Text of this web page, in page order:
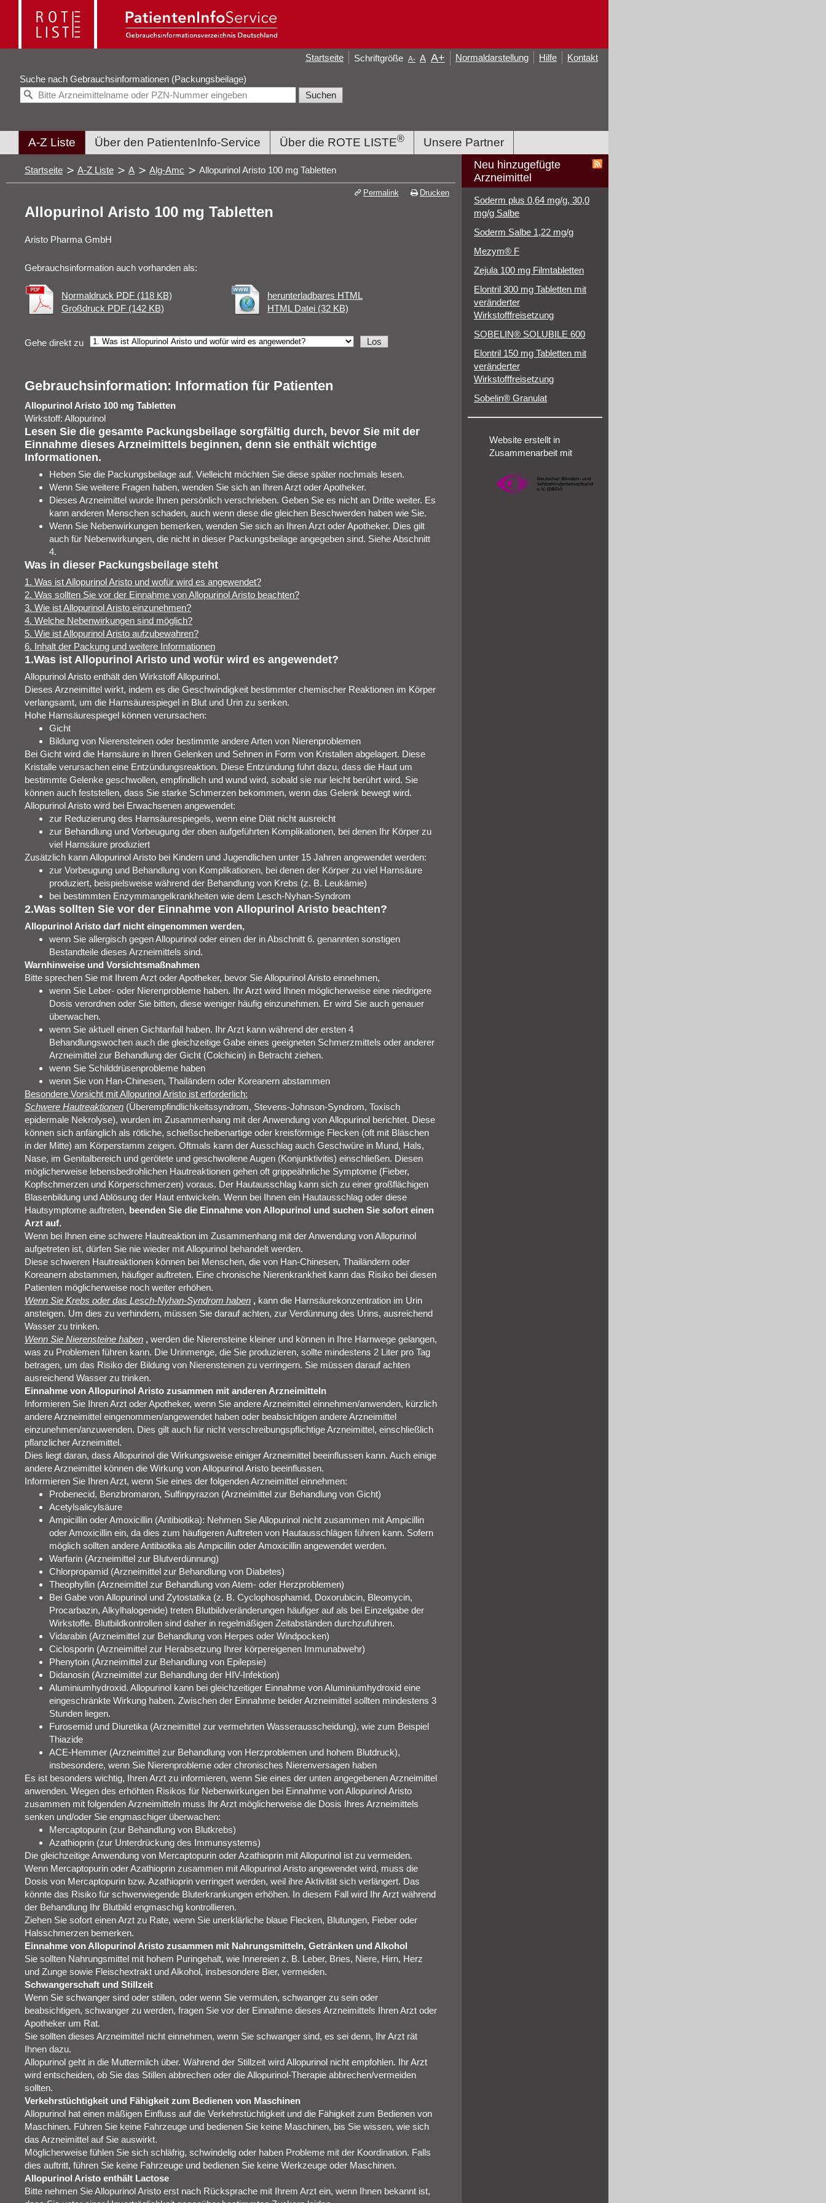
Suche nach Gebrauchsinformationen (Packungsbeilage)
A-Z Liste Über den PatientenInfo-Service Über die ROTE LISTE® Unsere Partner
Startseite Schriftgröße A- A A+ Normaldarstellung Hilfe Kontakt
Startseite A-Z Liste A Alg-Amc Allopurinol Aristo 100 mg Tabletten
Allopurinol Aristo 100 mg Tabletten
Aristo Pharma GmbH
Gebrauchsinformation auch vorhanden als:
Normaldruck PDF (118 KB)
Großdruck PDF (142 KB)
herunterladbares HTML
HTML Datei (32 KB)
Gehe direkt zu
Gebrauchsinformation: Information für Patienten
Allopurinol Aristo 100 mg Tabletten
Wirkstoff: Allopurinol
Lesen Sie die gesamte Packungsbeilage sorgfältig durch, bevor Sie mit der
Einnahme dieses Arzneimittels beginnen, denn sie enthält wichtige
Informationen.
Heben Sie die Packungsbeilage auf. Vielleicht möchten Sie diese später nochmals lesen.
Wenn Sie weitere Fragen haben, wenden Sie sich an Ihren Arzt oder Apotheker.
Dieses Arzneimittel wurde Ihnen persönlich verschrieben. Geben Sie es nicht an Dritte weiter. Es
kann anderen Menschen schaden, auch wenn diese die gleichen Beschwerden haben wie Sie.
Wenn Sie Nebenwirkungen bemerken, wenden Sie sich an Ihren Arzt oder Apotheker. Dies gilt
auch für Nebenwirkungen, die nicht in dieser Packungsbeilage angegeben sind. Siehe Abschnitt
4.
Was in dieser Packungsbeilage steht
1. Was ist Allopurinol Aristo und wofür wird es angewendet?
2. Was sollten Sie vor der Einnahme von Allopurinol Aristo beachten?
3. Wie ist Allopurinol Aristo einzunehmen?
4. Welche Nebenwirkungen sind möglich?
5. Wie ist Allopurinol Aristo aufzubewahren?
6. Inhalt der Packung und weitere Informationen
1.Was ist Allopurinol Aristo und wofür wird es angewendet?
Allopurinol Aristo enthält den Wirkstoff Allopurinol.
Dieses Arzneimittel wirkt, indem es die Geschwindigkeit bestimmter chemischer Reaktionen im Körper
verlangsamt, um die Harnsäurespiegel in Blut und Urin zu senken.
Hohe Harnsäurespiegel können verursachen:
Gicht
Bildung von Nierensteinen oder bestimmte andere Arten von Nierenproblemen
Bei Gicht wird die Harnsäure in Ihren Gelenken und Sehnen in Form von Kristallen abgelagert. Diese
Kristalle verursachen eine Entzündungsreaktion. Diese Entzündung führt dazu, dass die Haut um
bestimmte Gelenke geschwollen, empfindlich und wund wird, sobald sie nur leicht berührt wird. Sie
können auch feststellen, dass Sie starke Schmerzen bekommen, wenn das Gelenk bewegt wird.
Allopurinol Aristo wird bei Erwachsenen angewendet:
zur Reduzierung des Harnsäurespiegels, wenn eine Diät nicht ausreicht
zur Behandlung und Vorbeugung der oben aufgeführten Komplikationen, bei denen Ihr Körper zu
viel Harnsäure produziert
Zusätzlich kann Allopurinol Aristo bei Kindern und Jugendlichen unter 15 Jahren angewendet werden:
zur Vorbeugung und Behandlung von Komplikationen, bei denen der Körper zu viel Harnsäure
produziert, beispielsweise während der Behandlung von Krebs (z. B. Leukämie)
bei bestimmten Enzymmangelkrankheiten wie dem Lesch-Nyhan-Syndrom
2.Was sollten Sie vor der Einnahme von Allopurinol Aristo beachten?
Allopurinol Aristo darf nicht eingenommen werden,
wenn Sie allergisch gegen Allopurinol oder einen der in Abschnitt 6. genannten sonstigen
Bestandteile dieses Arzneimittels sind.
Warnhinweise und Vorsichtsmaßnahmen
Bitte sprechen Sie mit Ihrem Arzt oder Apotheker, bevor Sie Allopurinol Aristo einnehmen,
wenn Sie Leber- oder Nierenprobleme haben. Ihr Arzt wird Ihnen möglicherweise eine niedrigere
Dosis verordnen oder Sie bitten, diese weniger häufig einzunehmen. Er wird Sie auch genauer
überwachen.
wenn Sie aktuell einen Gichtanfall haben. Ihr Arzt kann während der ersten 4
Behandlungswochen auch die gleichzeitige Gabe eines geeigneten Schmerzmittels oder anderer
Arzneimittel zur Behandlung der Gicht (Colchicin) in Betracht ziehen.
wenn Sie Schilddrüsenprobleme haben
wenn Sie von Han-Chinesen, Thailändern oder Koreanern abstammen
Besondere Vorsicht mit Allopurinol Aristo ist erforderlich:
Schwere Hautreaktionen (Überempfindlichkeitssyndrom, Stevens-Johnson-Syndrom, Toxisch
epidermale Nekrolyse), wurden im Zusammenhang mit der Anwendung von Allopurinol berichtet. Diese
können sich anfänglich als rötliche, schießscheibenartige oder kreisförmige Flecken (oft mit Bläschen
in der Mitte) am Körperstamm zeigen. Oftmals kann der Ausschlag auch Geschwüre in Mund, Hals,
Nase, im Genitalbereich und gerötete und geschwollene Augen (Konjunktivitis) einschließen. Diesen
möglicherweise lebensbedrohlichen Hautreaktionen gehen oft grippeähnliche Symptome (Fieber,
Kopfschmerzen und Körperschmerzen) voraus. Der Hautausschlag kann sich zu einer großflächigen
Blasenbildung und Ablösung der Haut entwickeln. Wenn bei Ihnen ein Hautausschlag oder diese
Hautsymptome auftreten, beenden Sie die Einnahme von Allopurinol und suchen Sie sofort einen
Arzt auf.
Wenn bei Ihnen eine schwere Hautreaktion im Zusammenhang mit der Anwendung von Allopurinol
aufgetreten ist, dürfen Sie nie wieder mit Allopurinol behandelt werden.
Diese schweren Hautreaktionen können bei Menschen, die von Han-Chinesen, Thailändern oder
Koreanern abstammen, häufiger auftreten. Eine chronische Nierenkrankheit kann das Risiko bei diesen
Patienten möglicherweise noch weiter erhöhen.
Wenn Sie Krebs oder das Lesch-Nyhan-Syndrom haben , kann die Harnsäurekonzentration im Urin
ansteigen. Um dies zu verhindern, müssen Sie darauf achten, zur Verdünnung des Urins, ausreichend
Wasser zu trinken.
Wenn Sie Nierensteine haben , werden die Nierensteine kleiner und können in Ihre Harnwege gelangen,
was zu Problemen führen kann. Die Urinmenge, die Sie produzieren, sollte mindestens 2 Liter pro Tag
betragen, um das Risiko der Bildung von Nierensteinen zu verringern. Sie müssen darauf achten
ausreichend Wasser zu trinken.
Einnahme von Allopurinol Aristo zusammen mit anderen Arzneimitteln
Informieren Sie Ihren Arzt oder Apotheker, wenn Sie andere Arzneimittel einnehmen/anwenden, kürzlich
andere Arzneimittel eingenommen/angewendet haben oder beabsichtigen andere Arzneimittel
einzunehmen/anzuwenden. Dies gilt auch für nicht verschreibungspflichtige Arzneimittel, einschließlich
pflanzlicher Arzneimittel.
Dies liegt daran, dass Allopurinol die Wirkungsweise einiger Arzneimittel beeinflussen kann. Auch einige
andere Arzneimittel können die Wirkung von Allopurinol Aristo beeinflussen.
Informieren Sie Ihren Arzt, wenn Sie eines der folgenden Arzneimittel einnehmen:
Probenecid, Benzbromaron, Sulfinpyrazon (Arzneimittel zur Behandlung von Gicht)
Acetylsalicylsäure
Ampicillin oder Amoxicillin (Antibiotika): Nehmen Sie Allopurinol nicht zusammen mit Ampicillin
oder Amoxicillin ein, da dies zum häufigeren Auftreten von Hautausschlägen führen kann. Sofern
möglich sollten andere Antibiotika als Ampicillin oder Amoxicillin angewendet werden.
Warfarin (Arzneimittel zur Blutverdünnung)
Chlorpropamid (Arzneimittel zur Behandlung von Diabetes)
Theophyllin (Arzneimittel zur Behandlung von Atem- oder Herzproblemen)
Bei Gabe von Allopurinol und Zytostatika (z. B. Cyclophosphamid, Doxorubicin, Bleomycin,
Procarbazin, Alkylhalogenide) treten Blutbildveränderungen häufiger auf als bei Einzelgabe der
Wirkstoffe. Blutbildkontrollen sind daher in regelmäßigen Zeitabständen durchzuführen.
Vidarabin (Arzneimittel zur Behandlung von Herpes oder Windpocken)
Ciclosporin (Arzneimittel zur Herabsetzung Ihrer körpereigenen Immunabwehr)
Phenytoin (Arzneimittel zur Behandlung von Epilepsie)
Didanosin (Arzneimittel zur Behandlung der HIV-Infektion)
Aluminiumhydroxid. Allopurinol kann bei gleichzeitiger Einnahme von Aluminiumhydroxid eine
eingeschränkte Wirkung haben. Zwischen der Einnahme beider Arzneimittel sollten mindestens 3
Stunden liegen.
Furosemid und Diuretika (Arzneimittel zur vermehrten Wasserausscheidung), wie zum Beispiel
Thiazide
ACE-Hemmer (Arzneimittel zur Behandlung von Herzproblemen und hohem Blutdruck),
insbesondere, wenn Sie Nierenprobleme oder chronisches Nierenversagen haben
Es ist besonders wichtig, Ihren Arzt zu informieren, wenn Sie eines der unten angegebenen Arzneimittel
anwenden. Wegen des erhöhten Risikos für Nebenwirkungen bei Einnahme von Allopurinol Aristo
zusammen mit folgenden Arzneimitteln muss Ihr Arzt möglicherweise die Dosis Ihres Arzneimittels
senken und/oder Sie engmaschiger überwachen:
Mercaptopurin (zur Behandlung von Blutkrebs)
Azathioprin (zur Unterdrückung des Immunsystems)
Die gleichzeitige Anwendung von Mercaptopurin oder Azathioprin mit Allopurinol ist zu vermeiden.
Wenn Mercaptopurin oder Azathioprin zusammen mit Allopurinol Aristo angewendet wird, muss die
Dosis von Mercaptopurin bzw. Azathioprin verringert werden, weil ihre Aktivität sich verlängert. Das
könnte das Risiko für schwerwiegende Bluterkrankungen erhöhen. In diesem Fall wird Ihr Arzt während
der Behandlung Ihr Blutbild engmaschig kontrollieren.
Ziehen Sie sofort einen Arzt zu Rate, wenn Sie unerklärliche blaue Flecken, Blutungen, Fieber oder
Halsschmerzen bemerken.
Einnahme von Allopurinol Aristo zusammen mit Nahrungsmitteln, Getränken und Alkohol
Sie sollten Nahrungsmittel mit hohem Puringehalt, wie Innereien z. B. Leber, Bries, Niere, Hirn, Herz
und Zunge sowie Fleischextrakt und Alkohol, insbesondere Bier, vermeiden.
Schwangerschaft und Stillzeit
Wenn Sie schwanger sind oder stillen, oder wenn Sie vermuten, schwanger zu sein oder
beabsichtigen, schwanger zu werden, fragen Sie vor der Einnahme dieses Arzneimittels Ihren Arzt oder
Apotheker um Rat.
Sie sollten dieses Arzneimittel nicht einnehmen, wenn Sie schwanger sind, es sei denn, Ihr Arzt rät
Ihnen dazu.
Allopurinol geht in die Muttermilch über. Während der Stillzeit wird Allopurinol nicht empfohlen. Ihr Arzt
wird entscheiden, ob Sie das Stillen abbrechen oder die Allopurinol-Therapie abbrechen/vermeiden
sollten.
Verkehrstüchtigkeit und Fähigkeit zum Bedienen von Maschinen
Allopurinol hat einen mäßigen Einfluss auf die Verkehrstüchtigkeit und die Fähigkeit zum Bedienen von
Maschinen. Führen Sie keine Fahrzeuge und bedienen Sie keine Maschinen, bis Sie wissen, wie sich
das Arzneimittel auf Sie auswirkt.
Möglicherweise fühlen Sie sich schläfrig, schwindelig oder haben Probleme mit der Koordination. Falls
dies auftritt, führen Sie keine Fahrzeuge und bedienen Sie keine Werkzeuge oder Maschinen.
Allopurinol Aristo enthält Lactose
Bitte nehmen Sie Allopurinol Aristo erst nach Rücksprache mit Ihrem Arzt ein, wenn Ihnen bekannt ist,
Permalink Drucken
Neu hinzugefügte
Arzneimittel
Soderm plus 0,64 mg/g, 30,0
mg/g Salbe
Soderm Salbe 1,22 mg/g
Mezym® F
Zejula 100 mg Filmtabletten
Elontril 300 mg Tabletten mit
veränderter
Wirkstofffreisetzung
SOBELIN® SOLUBILE 600
Elontril 150 mg Tabletten mit
veränderter
Wirkstofffreisetzung
Sobelin® Granulat
Website erstellt in
Zusammenarbeit mit